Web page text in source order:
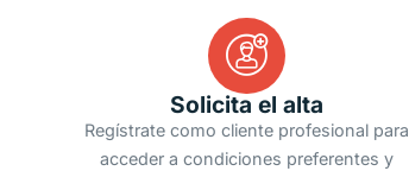
Solicita el alta
Regístrate como cliente profesional para
acceder a condiciones preferentes y